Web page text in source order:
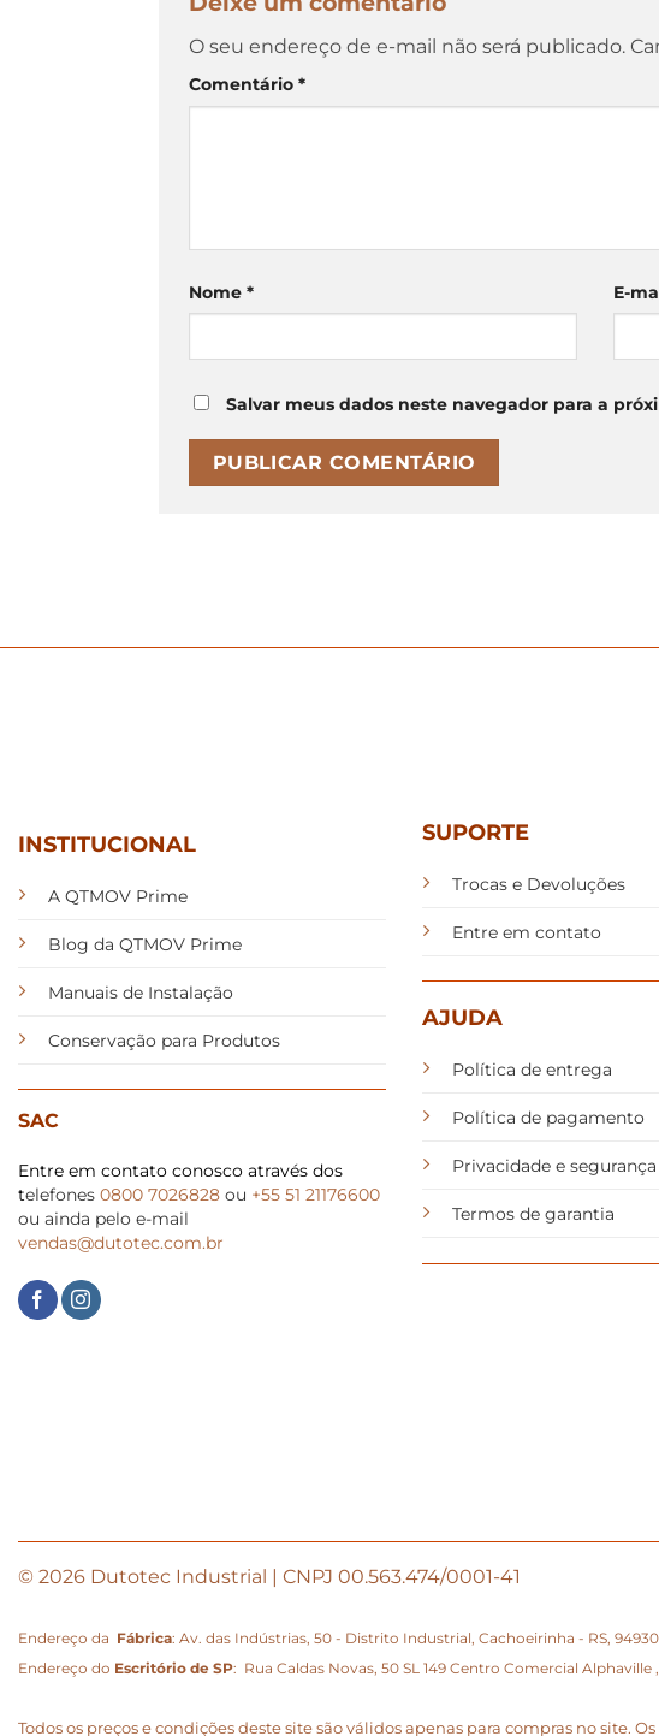
O seu endereço de e-mail não será publicado.
Comentário *
Nome * E-
Salvar meus dados neste navegador para a
INSTITUCIONAL
A QTMOV Prime
Blog da QTMOV Prime
Manuais de Instalação
Conservação para Produtos
SAC
Entre em contato conosco através dos
telefones 0800 7026828 ou +55 51 21176600
ou ainda pelo e-mail
vendas@dutotec.com.br
SUPORTE
Trocas e Devoluções
Entre em contato
AJUDA
Política de entrega
Política de pagamento
Privacidade e segurança
Termos de garantia
© 2026 Dutotec Industrial | CNPJ 00.563.474/0001-41
Endereço da Fábrica: Av. das Indústrias, 50 - Distrito Industrial, Cachoeirinha - RS,
Endereço do Escritório de SP: Rua Caldas Novas, 50 SL 149 Centro Comercial Alphaville
Todos os preços e condições deste site são válidos apenas para compras no site.